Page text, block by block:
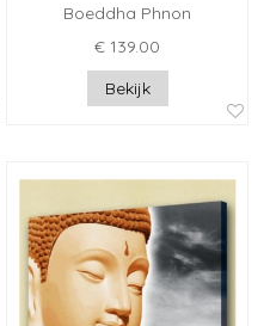
Boeddha Phnon
€ 139.00
Bekijk